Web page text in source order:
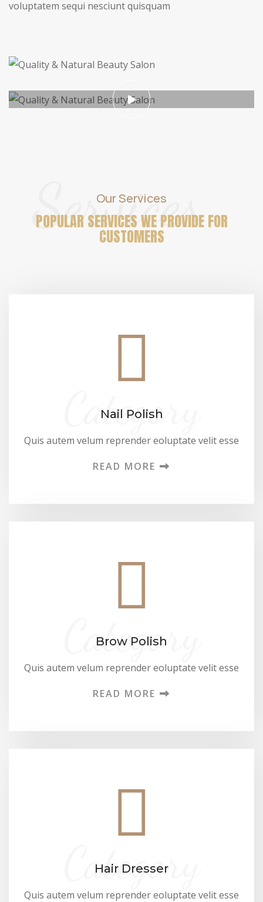
voluptatem sequi nesciunt quisquam
Services
Our Services
POPULAR SERVICES WE PROVIDEFOR
CUSTOMERS
Category
Nail Polish
Quis autem velum reprender eoluptate velit esse
READ MORE
Category
Brow Polish
Quis autem velum reprender eoluptate velit esse
READ MORE
Category
Hair Dresser
Quis autem velum reprender eoluptate velit esse